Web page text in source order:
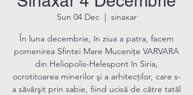
Sun 04 Dec
  |
sinaxar
În luna decembrie, în ziua a patra, facem
pomenirea Sfintei Mare Mucenițe VARVARA
din Heliopolis-Helespont în Siria,
ocrotitoarea minerilor şi a arhitecţilor, care s-
a săvârşit prin sabie, fiind ucisă de către tatăl